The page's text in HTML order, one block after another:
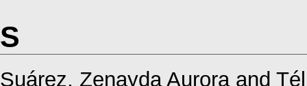
S
Suárez, Zenayda Auroraand